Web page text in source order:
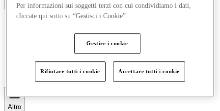
Negozi
Cosa c'è in programma
Gift Card
Servizi
Altro
Per informazioni sui soggetti terzi con cui condividiamo i dati,
cliccate qui sotto su “Gestisci i Cookie”.
Gestire i cookie
Rifiutare tutti i cookie Accettare tutti i cookie